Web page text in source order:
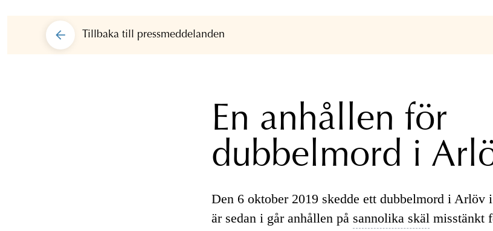
Tillbaka till pressmeddelanden
En anhållen för
dubbelmord i
Den 6 oktober 2019 skedde ett dubbelmord i Arlöv
är sedan i går anhållen på sannolika skäl misstänkt